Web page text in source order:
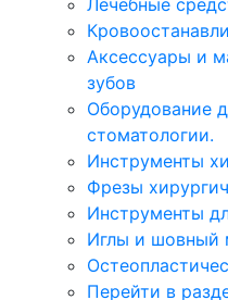
Аксессуары и
зубов
Оборудование
стоматологии.
Инструменты
Фрезы
Инструменты
Иглы и шовный
Перейти в